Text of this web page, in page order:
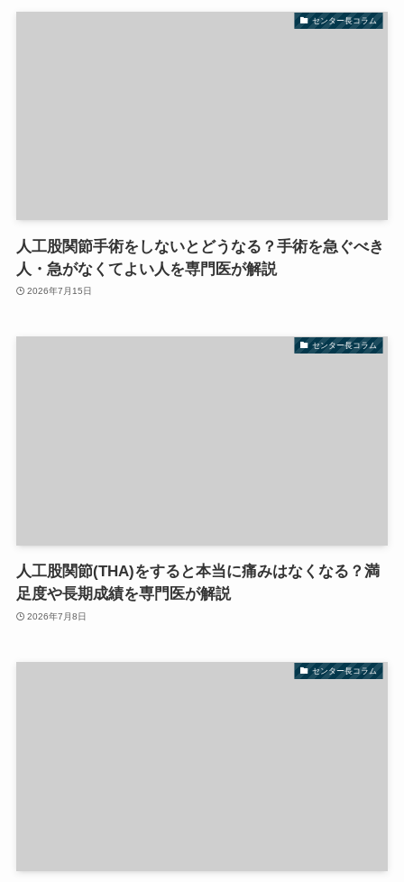
センター長コラム
人工股関節手術をしないとどうなる？手術を急ぐべき
人・急がなくてよい人を専門医が解説
2026年7月15日
センター長コラム
人工股関節(THA)をすると本当に痛みはなくなる？満
足度や長期成績を専門医が解説
2026年7月8日
センター長コラム